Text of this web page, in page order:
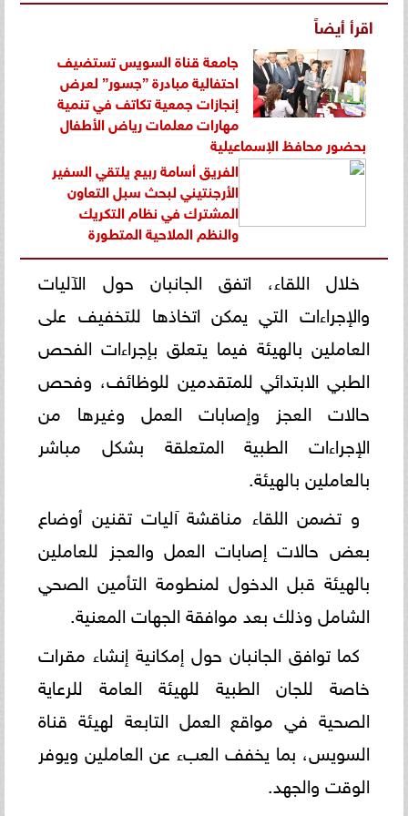
اقرأ أيضاً
جامعة قناة السويس تستضيف
احتفالية مبادرة ”جسور” لعرض
إنجازات جمعية تكاتف في تنمية
مهارات معلمات رياض الأطفال
بحضور محافظ الإسماعيلية
الفريق أسامة ربيع يلتقي السفير
الأرجنتيني لبحث سبل التعاون
المشترك في نظام التكريك
والنظم الملاحية المتطورة
خلال اللقاء، اتفق الجانبان حول الآليات
والإجراءات التي يمكن اتخاذها للتخفيف على
العاملين بالهيئة فيما يتعلق بإجراءات الفحص
الطبي الابتدائي للمتقدمين للوظائف، وفحص
حالات العجز وإصابات العمل وغيرها من
الإجراءات الطبية المتعلقة بشكل مباشر
بالعاملين بالهيئة.
و تضمن اللقاء مناقشة آليات تقنين أوضاع
بعض حالات إصابات العمل والعجز للعاملين
بالهيئة قبل الدخول لمنطومة التأمين الصحي
الشامل وذلك بعد موافقة الجهات المعنية.
كما توافق الجانبان حول إمكانية إنشاء مقرات
خاصة للجان الطبية للهيئة العامة للرعاية
الصحية في مواقع العمل التابعة لهيئة قناة
السويس، بما يخفف العبء عن العاملين ويوفر
الوقت والجهد.